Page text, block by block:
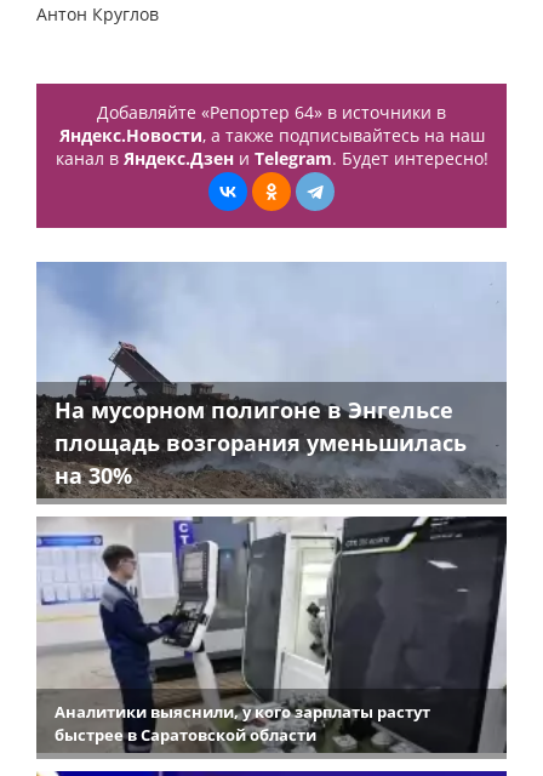
Антон Круглов
Добавляйте «Репортер 64» в источники в
Яндекс.Новости, а также подписывайтесь на наш
канал в Яндекс.Дзени Telegram. Будет интересно!
На мусорном полигоне в Энгельсе
площадь возгорания уменьшилась
на 30%
Аналитики выяснили, у кого зарплаты растут
быстрее в Саратовской области